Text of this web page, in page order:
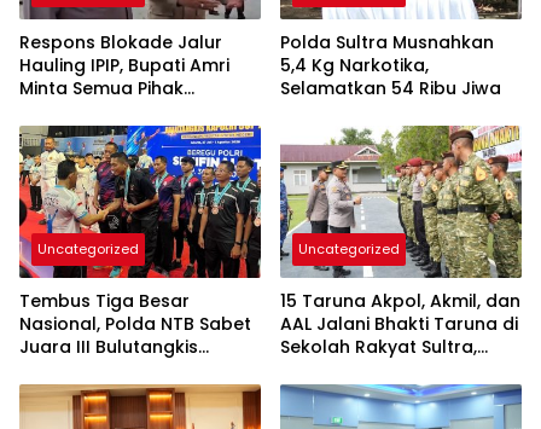
Respons Blokade Jalur
Hauling IPIP, Bupati Amri
Minta Semua Pihak
Kepastian Hukum
Polda Sultra Musnahkan
5,4 Kg Narkotika,
Selamatkan 54 Ribu Jiwa
Uncategorized
Tembus Tiga Besar
Nasional, Polda NTB Sabet
Juara III Bulutangkis
Uncategorized
15 Taruna Akpol, Akmil, dan
AAL Jalani Bhakti Taruna di
Sekolah Rakyat Sultra,
Nasionalisme